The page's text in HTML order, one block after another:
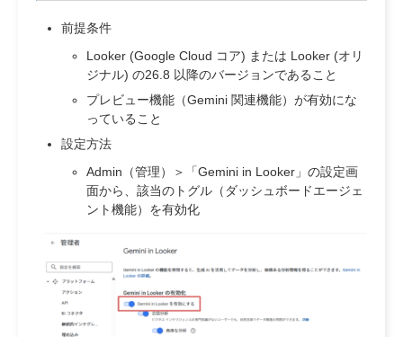
前提条件
Looker (Google Cloud コア) または Looker (オリ
ジナル) の26.8 以降のバージョンであること
プレビュー機能（Gemini 関連機能）が有効にな
っていること
設定方法
Admin（管理）＞「Gemini in Looker」の設定画
面から、該当のトグル（ダッシュボードエージェ
ント機能）を有効化